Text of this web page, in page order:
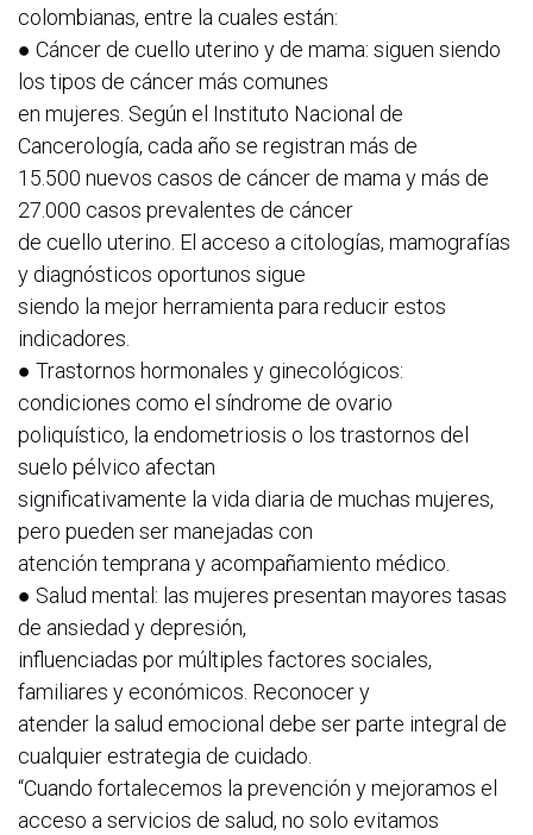
colombianas, entre la cuales están:
● Cáncer de cuello uterino y de mama: siguen siendo
los tipos de cáncer más comunes
en mujeres. Según el Instituto Nacional de
Cancerología, cada año se registran más de
15.500 nuevos casos de cáncer de mama y más de
27.000 casos prevalentes de cáncer
de cuello uterino. El acceso a citologías, mamografías
y diagnósticos oportunos sigue
siendo la mejor herramienta para reducir estos
indicadores.
● Trastornos hormonales y ginecológicos:
condiciones como el síndrome de ovario
poliquístico, la endometriosis o los trastornos del
suelo pélvico afectan
significativamente la vida diaria de muchas mujeres,
pero pueden ser manejadas con
atención temprana y acompañamiento médico.
● Salud mental: las mujeres presentan mayores tasas
de ansiedad y depresión,
influenciadas por múltiples factores sociales,
familiares y económicos. Reconocer y
atender la salud emocional debe ser parte integral de
cualquier estrategia de cuidado.
“Cuando fortalecemos la prevención y mejoramos el
acceso a servicios de salud, no solo evitamos